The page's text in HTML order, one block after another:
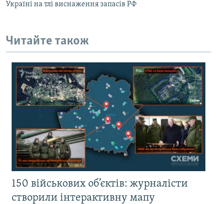
Україні на тлі виснаження запасів РФ
Читайте також
150 військових об’єктів: журналісти
створили інтерактивну мапу